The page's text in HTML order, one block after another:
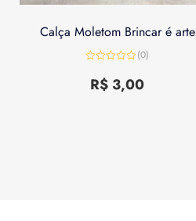
Calça Moletom Brincar é arte
de
(0)
R$ 3,00